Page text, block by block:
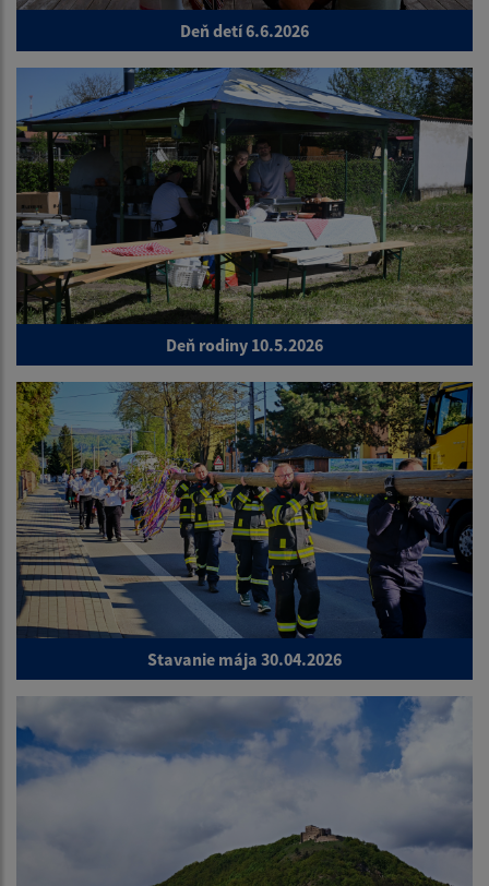
Deň detí 6.6.2026
Deň rodiny 10.5.2026
Stavanie mája 30.04.2026